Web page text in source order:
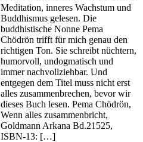
Meditation, inneres Wachstum und
Buddhismus gelesen. Die
buddhistische Nonne Pema
Chödrön trifft für mich genau den
richtigen Ton. Sie schreibt nüchtern,
humorvoll, undogmatisch und
immer nachvollziehbar. Und
entgegen dem Titel muss nicht erst
alles zusammenbrechen, bevor wir
dieses Buch lesen. Pema Chödrön,
Wenn alles zusammenbricht,
Goldmann Arkana Bd.21525,
ISBN-13: […]